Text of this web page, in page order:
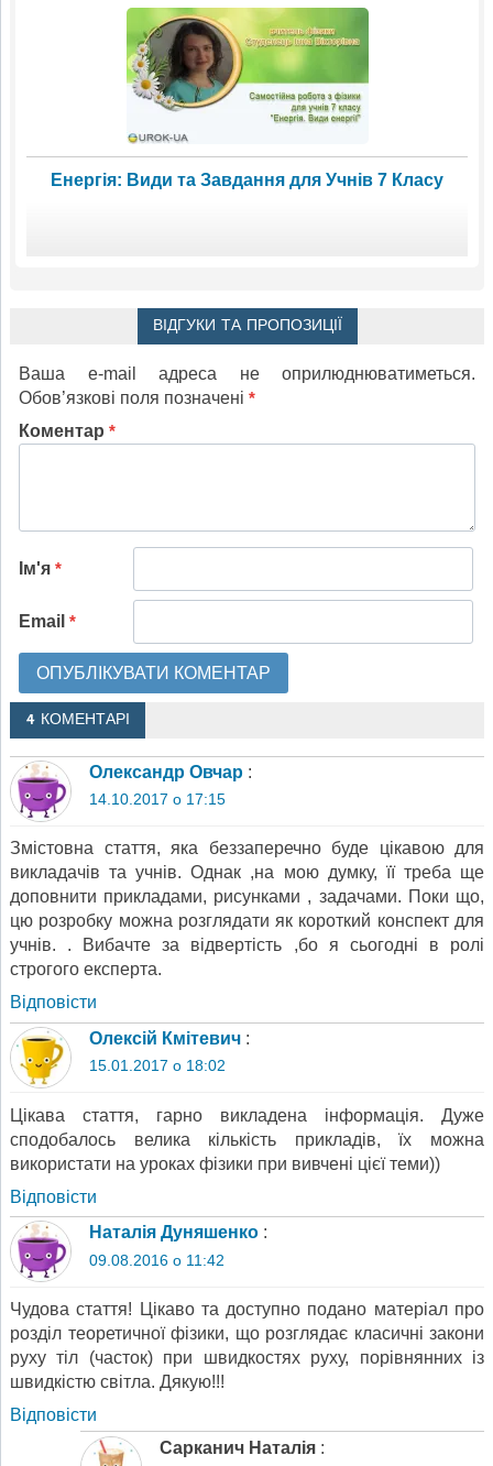
Енергія: Види та Завдання для Учнів 7 Класу
ВІДГУКИ ТА ПРОПОЗИЦІЇ
Ваша e-mail адреса не оприлюднюватиметься.
Обов’язкові поля позначені *
Коментар *
Ім'я *
Email *
4 КОМЕНТАРІ
Олександр Овчар :
14.10.2017 о 17:15
Змістовна стаття, яка беззаперечно буде цікавою для
викладачів та учнів. Однак ,на мою думку, її треба ще
доповнити прикладами, рисунками , задачами. Поки що,
цю розробку можна розглядати як короткий конспект для
учнів. . Вибачте за відвертість ,бо я сьогодні в ролі
строгого експерта.
Відповіcти
Олексій Кмітевич :
15.01.2017 о 18:02
Цікава стаття, гарно викладена інформація. Дуже
сподобалось велика кількість прикладів, їх можна
використати на уроках фізики при вивчені цієї теми))
Відповіcти
Наталія Дуняшенко :
09.08.2016 о 11:42
Чудова стаття! Цікаво та доступно подано матеріал про
розділ теоретичної фізики, що розглядає класичні закони
руху тіл (часток) при швидкостях руху, порівнянних із
швидкістю світла. Дякую!!!
Відповіcти
Сарканич Наталія :